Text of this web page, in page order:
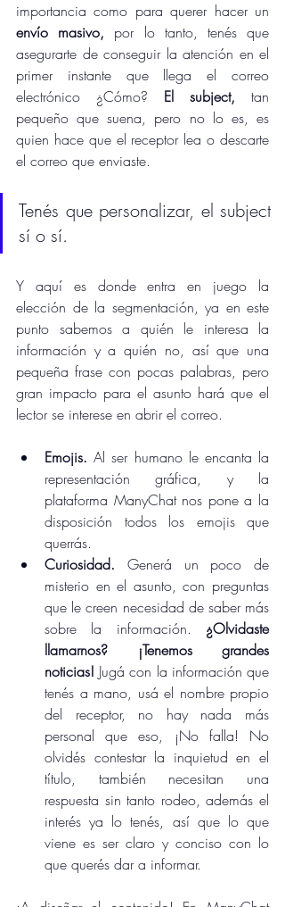
envío masivo, por lo tanto, tenés que
asegurarte de conseguir la atención en el
primer instante que llega el correo
electrónico ¿Cómo? El subject, tan
pequeño que suena, pero no lo es, es
quien hace que el receptor lea o descarte
el correo que enviaste.
Tenés que personalizar, el subject
sí o sí.
Y aquí es donde entra en juego la
elección de la segmentación, ya en este
punto sabemos a quién le interesa la
información y a quién no, así que una
pequeña frase con pocas palabras, pero
gran impacto para el asunto hará que el
lector se interese en abrir el correo.
Emojis. Al ser humano le encanta la
representación gráfica, y la
plataforma ManyChat nos pone a la
disposición todos los emojis que
querrás.
Curiosidad. Generá un poco de
misterio en el asunto, con preguntas
que le creen necesidad de saber más
sobre la información. ¿Olvidaste
llamarnos? ¡Tenemos grandes
noticias! Jugá con la información que
tenés a mano, usá el nombre propio
del receptor, no hay nada más
personal que eso, ¡No falla! No
olvidés contestar la inquietud en el
título, también necesitan una
respuesta sin tanto rodeo, además el
interés ya lo tenés, así que lo que
viene es ser claro y conciso con lo
que querés dar a informar.